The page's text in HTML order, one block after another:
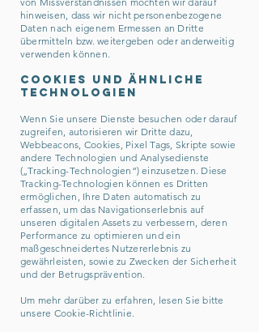
hinweisen, dass wir nicht personenbezogene
Daten nach eigenem Ermessen an Dritte
übermitteln bzw. weitergeben oder anderweitig
verwenden können.
Cookies und ähnliche
Technologien
Wenn Sie unsere Dienste besuchen oder darauf
zugreifen, autorisieren wir Dritte dazu,
Webbeacons, Cookies, Pixel Tags, Skripte sowie
andere Technologien und Analysedienste
(„Tracking-Technologien“) einzusetzen. Diese
Tracking-Technologien können es Dritten
ermöglichen, Ihre Daten automatisch zu
erfassen, um das Navigationserlebnis auf
unseren digitalen Assets zu verbessern, deren
Performance zu optimieren und ein
maßgeschneidertes Nutzererlebnis zu
gewährleisten, sowie zu Zwecken der Sicherheit
und der Betrugsprävention.
Um mehr darüber zu erfahren, lesen Sie bitte
unsere Cookie-Richtlinie.